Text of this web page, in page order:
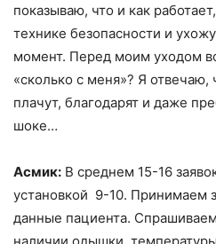
показываю, что и как
технике безопасности и
момент. Перед моим уходом
«сколько с меня»‎? Я отвечаю,
плачут, благодарят и даже
шоке…
Асмик: В среднем 15-16
установкой 9-10. Принимаем
данные пациента.